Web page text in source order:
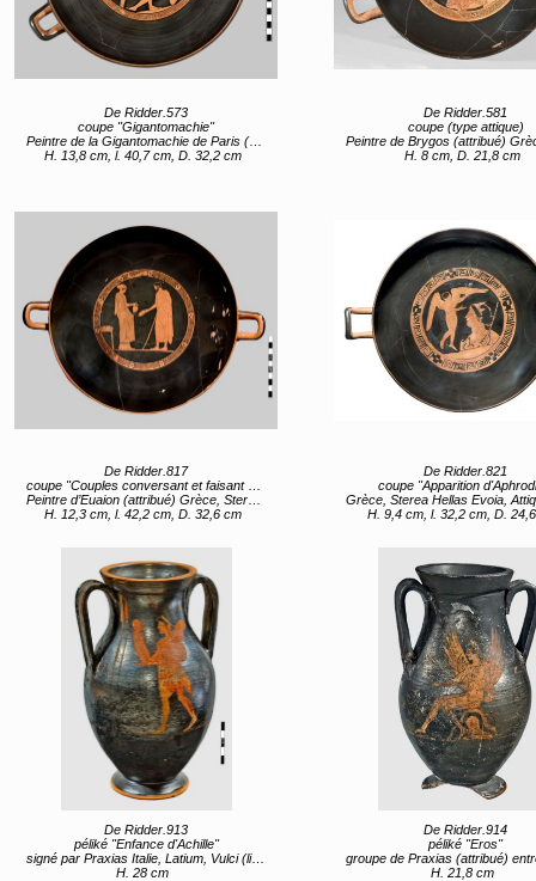
De Ridder.573
coupe "Gigantomachie"
Peintre de la Gigantomachie de Paris (attribué (vase éponyme)) Grèce, Sterea Hellas Evoia, Attique (lieu de création) entre 480 av JC et 470 av JC
H. 13,8 cm, l. 40,7 cm, D. 32,2 cm
De Ridder.581
coupe (type attique)
Peintre de Brygos (attribué) Grèce, Sterea Hellas Evoia, Attique (lieu de création)
H. 8 cm, D. 21,8 cm
De Ridder.817
coupe "Couples conversant et faisant des libations"
Peintre d’Euaion (attribué) Grèce, Sterea Hellas Evoia, Attique (lieu de création) 460 av JC (vers)
H. 12,3 cm, l. 42,2 cm, D. 32,6 cm
De Ridder.821
coupe "Apparition
Grèce, Sterea Hellas Evoia, Attique (lieu de création) 360
H. 9,4 cm, l. 32,2 cm, D.
De Ridder.913
péliké "Enfance d'Achille"
signé par Praxias Italie, Latium, Vulci (lieu de création) entre 475 av JC et 450 av JC
H. 28 cm
De Ridder.914
péliké "Eros"
groupe de Praxias (attribué) entre 480 av JC et
H. 21,8 cm